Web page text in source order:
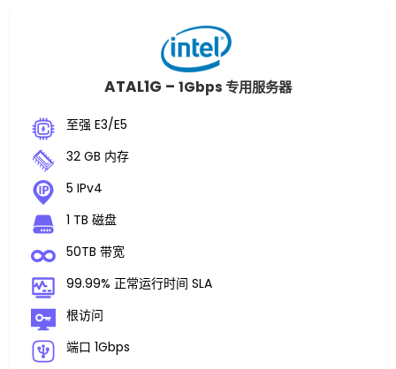
ATAL1G – 1Gbps 专用服务器
至强 E3/E5
32 GB 内存
5 IPv4
1 TB 磁盘
50TB 带宽
99.99% 正常运行时间 SLA
根访问
端口 1Gbps